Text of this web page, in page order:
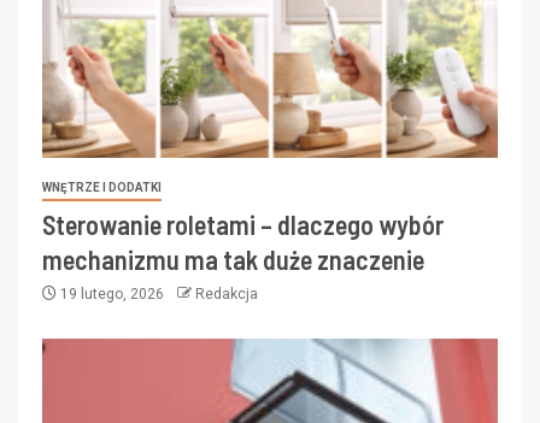
WNĘTRZE I DODATKI
Sterowanie roletami – dlaczego wybór
mechanizmu ma tak duże znaczenie
19 lutego, 2026 Redakcja